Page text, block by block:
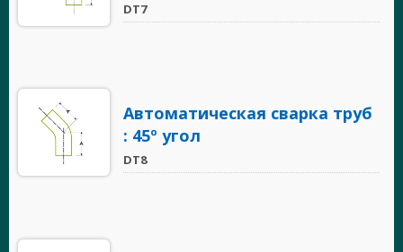
DT7
Автоматическая сварка труб
: 45º угол
DT8